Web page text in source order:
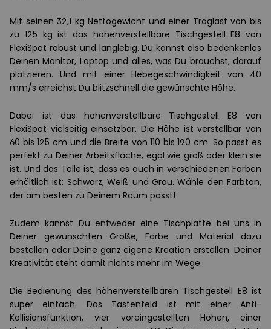
Mit seinen 32,1 kg Nettogewicht und einer Traglast von bis
zu 125 kg ist das höhenverstellbare Tischgestell E8 von
FlexiSpot robust und langlebig. Du kannst also bedenkenlos
Deinen Monitor, Laptop und alles, was Du brauchst, darauf
platzieren. Und mit einer Hebegeschwindigkeit von 40
mm/s erreichst Du blitzschnell die gewünschte Höhe.
Dabei ist das höhenverstellbare Tischgestell E8 von
FlexiSpot vielseitig einsetzbar. Die Höhe ist verstellbar von
60 bis 125 cm und die Breite von 110 bis 190 cm. So passt es
perfekt zu Deiner Arbeitsfläche, egal wie groß oder klein sie
ist. Und das Tolle ist, dass es auch in verschiedenen Farben
erhältlich ist: Schwarz, Weiß und Grau. Wähle den Farbton,
der am besten zu Deinem Raum passt!
Zudem kannst Du entweder eine Tischplatte bei uns in
Deiner gewünschten Größe, Farbe und Material dazu
bestellen oder Deine ganz eigene Kreation erstellen. Deiner
Kreativität steht damit nichts mehr im Wege.
Die Bedienung des höhenverstellbaren Tischgestell E8 ist
super einfach. Das Tastenfeld ist mit einer Anti-
Kollisionsfunktion, vier voreingestellten Höhen, einer